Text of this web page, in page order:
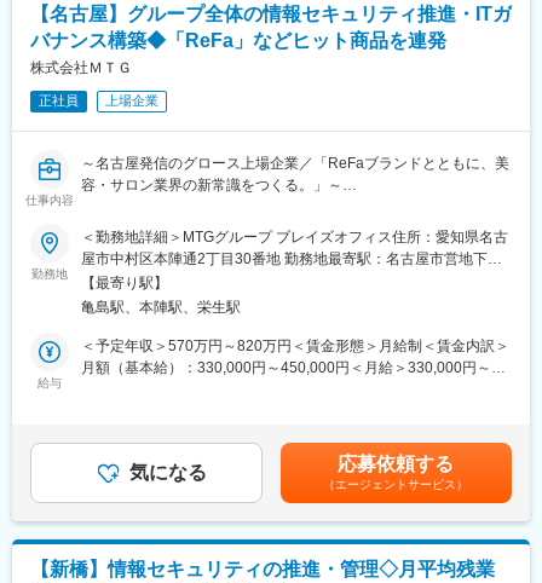
部門など多様な関係者と連携しながら、実態に即したルール整備
や運用改善を進めていただきます。既存の仕組みや運用基盤を活
かしつつ、新たな視点や技術動向も取り入れながら、グループ全
変化する脅威環境に対応するため、チームメンバーと知見や事例
を共有しながら、継続的な改善活動を推進いただける方を募集し
■魅力
中、情報セキュリティは企業経営を支える重要な経営課題の一つ
として位置付けられています。当社においても経営層からの期待
は非常に高く、本ポジションはグループ全体の事業継続や企業価
値向上を支える重要な役割を担います。
善まで一貫して関与できるため、自ら課題を発見・整理し、関係
部門を巻き込みながら改善策の企画・実行を主体的に推進するこ
変更の範囲：会社の定める業務
【名古屋】グループ全体の情報セキュリティ推進・ITガ
バナンス構築◆「ReFa」などヒット商品を連発
株式会社ＭＴＧ
正社員 上場企業
仕事内容
～名古屋発信のグロース上場企業／「ReFaブランドとともに、美
容・サロン業界の新常識をつくる。」～
■採用背景：
◇当社グループは持続的な成長を続ける中で、IT・デジタルを活
用した競争力の強化を経営戦略の柱の一つとして掲げています。
全社的なDX推進やデータ活用が加速する一方で、サイバー攻撃の
高度化や法規制への対応など、情報セキュリティおよびITガバナ
ンスの重要性はこれまで以上に高まっています。
◇「攻めのIT」を支える強固な「守りの基盤」を確立するため、
グループ全体のセキュリティ体制の構築（SoC、C-SIRT）やITガ
■業務概要：
グループ全体のITセキュリティ戦略の立案から実行、およびITガバ
ナンスの強化・運用を一貫してお任せします。
勤務地
＜勤務地詳細＞MTGグループ ブレイズオフィス住所：愛知県名古
屋市中村区本陣通2丁目30番地 勤務地最寄駅：名古屋市営地下鉄
東山線／亀島駅受動喫煙対策：屋内全面禁煙
【最寄り駅】
亀島駅、本陣駅、栄生駅
給与
＜予定年収＞570万円～820万円＜賃金形態＞月給制＜賃金内訳＞
月額（基本給）：330,000円～450,000円＜月給＞330,000円～
月）※別途、エリア手当、家族手当（規定に準ずる）、単身赴任手
当（規定に準ずる）などを支給します。賃金はあくまでも目安の
金額であり、選考を通じて上下する可能性があります。月給(月額)
は固定手当を含めた表記です。
気になる 応募依頼する
（エージェントサービス）
【新橋】情報セキュリティの推進・管理◇月平均残業